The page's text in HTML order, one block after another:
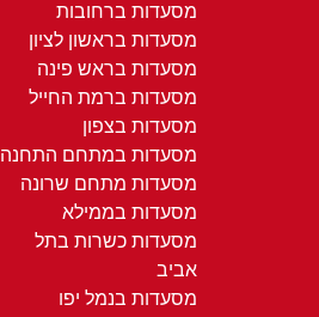
מסעדות ברחובות
מסעדות בראשון לציון
מסעדות בראש פינה
מסעדות ברמת החייל
מסעדות בצפון
מסעדות במתחם התחנה
מסעדות מתחם שרונה
מסעדות בממילא
מסעדות כשרות בתל
אביב
מסעדות בנמל יפו